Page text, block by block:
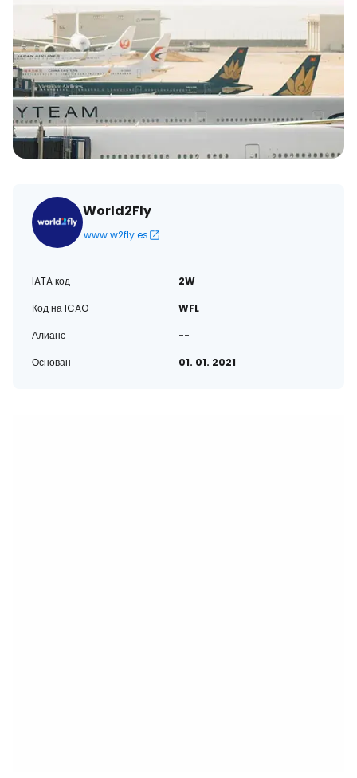
World2Fly
www.w2fly.es
IATA код
2W
Код на ICAO
WFL
Алианс
--
Основан
01. 01. 2021